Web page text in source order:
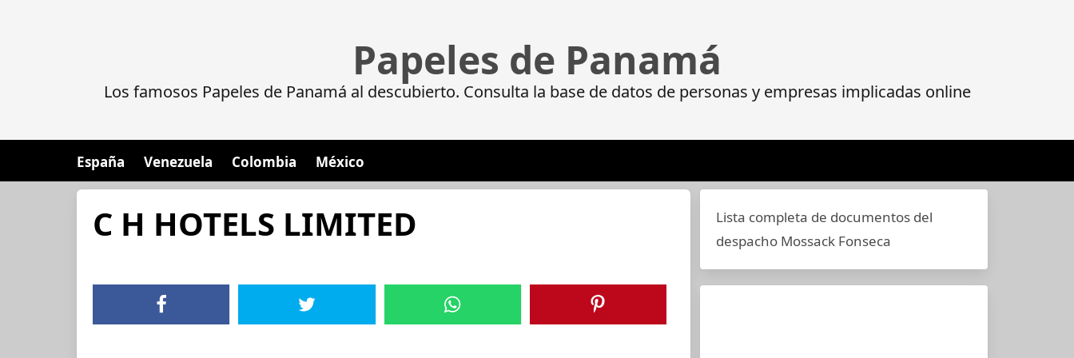
Papeles de Panamá
Los famosos Papeles de Panamá al descubierto. Consulta la base de datos de personas y empresas implicadas online
España Venezuela Colombia México
C H HOTELS LIMITED
Lista completa de documentos del
despacho Mossack Fonseca